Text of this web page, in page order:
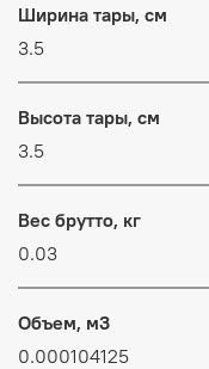
Ширина тары, см
3.5
Высота тары, см
3.5
Вес брутто, кг
0.03
Объем, м3
0.000104125